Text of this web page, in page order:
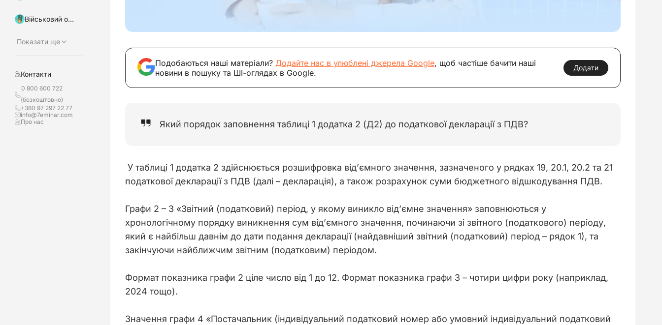
Військовий облік, бронювання
Показати ще
Контакти
0 800 600 722
(безкоштовно)
+380 97 297 22 77
info@7eminar.com
Про нас
Подобаються наші матеріали? Додайте нас в улюблені джерела Google, щоб частіше бачити наші
новини в пошуку та ШІ-оглядах в Google.
Додати
Який порядок заповнення таблиці 1 додатка 2 (Д2) до податкової декларації з ПДВ?
податкової декларації з ПДВ (далі – декларація), а також розрахунок суми бюджетного відшкодування ПДВ.
Графи 2 – 3 «Звітний (податковий) період, у якому виникло від’ємне значення» заповнюються у
хронологічному порядку виникнення сум від’ємного значення, починаючи зі звітного (податкового) періоду,
який є найбільш давнім до дати подання декларації (найдавніший звітний (податковий) період – рядок 1), та
закінчуючи найближчим звітним (податковим) періодом.
Формат показника графи 2 ціле число від 1 до 12. Формат показника графи 3 – чотири цифри року (наприклад,
2024 тощо).
Значення графи 4 «Постачальник (індивідуальний податковий номер або умовний індивідуальний податковий